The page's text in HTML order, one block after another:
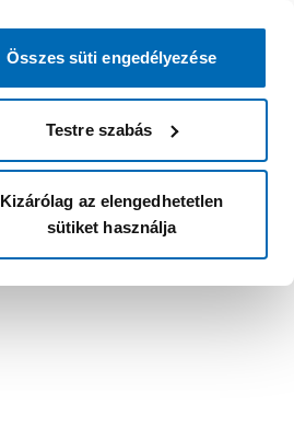
Összes süti engedélyezése
Testre szabás
Kizárólag az elengedhetetlen
sütiket használja